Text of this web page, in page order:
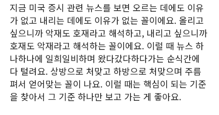
지금 미국 증시 관련 뉴스를 보면 오르는 데에도 이유
가 없고 내리는 데에도 이유가 없는 꼴이에요. 올리고
싶으니까 악재도 호재라고 해석하고, 내리고 싶으니까
호재도 악재라고 해석하는 꼴이에요. 이럴 때 뉴스 하
나하나에 일희일비하며 왔다갔다하다가는 순식간에
다 털려요. 상방으로 처맞고 하방으로 처맞으며 주름
펴서 얻어맞는 꼴이 나요. 이럴 때는 핵심이 되는 기준
을 찾아서 그 기준 하나만 보고 가는 게 좋아요.